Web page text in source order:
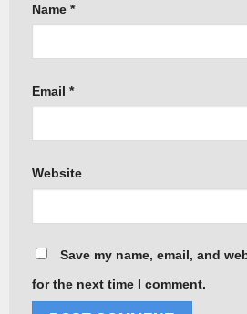
Name *
Email *
Website
Save my name, email, and
for the next time I comment.